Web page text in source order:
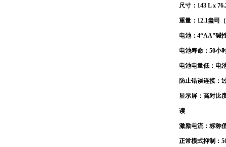
尺寸：143 L x
重量：12.1盎司
电池：4“AA”碱
电池寿命：50小
电池电量低：电
防止错误连接：
显示屏：高对比
读
激励电流：标称
正常模式抑制：